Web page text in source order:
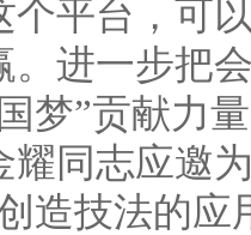
个平台，可
。进一步把
梦”贡献力量
耀同志应邀
造技法的